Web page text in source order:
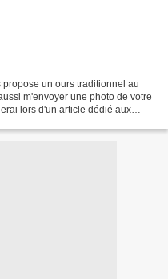
un ours traditionnel au
m'envoyer une photo de votre
lors d'un article dédié aux